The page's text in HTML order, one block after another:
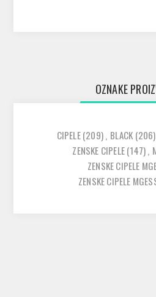
OZNAKE
CIPELE(209), BLACK (206)
ZENSKE CIPELE(147),
ZENSKE CIPELE
ZENSKE CIPELE